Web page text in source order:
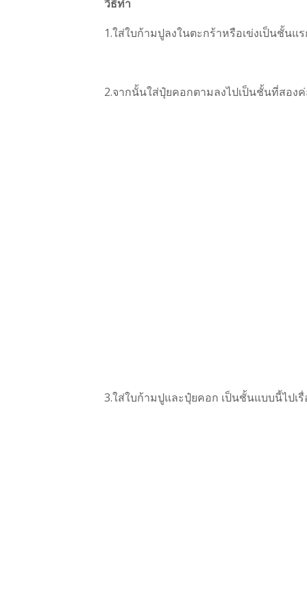
วิธีทำ
1.ใส่ใบก้ามปูลงในตะกร้าหรือเข่งเป็นชั้นแ
2.จากนั้นใส่ปุ๋ยคอกตามลงไปเป็นชั้นที่สองค่